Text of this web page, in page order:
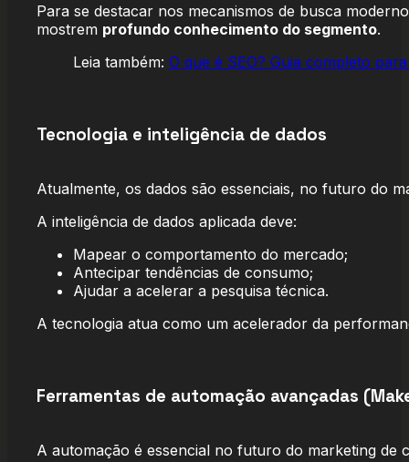
Para se destacar nos mecanismos de busca
mostrem profundo conhecimento do segmento.
Leia também: O que é SEO? Guia completo
Tecnologia e inteligência de dados
Atualmente, os dados são essenciais, no futuro do
A inteligência de dados aplicada deve:
Mapear o comportamento do mercado;
Antecipar tendências de consumo;
Ajudar a acelerar a pesquisa técnica.
A tecnologia atua como um acelerador da
Ferramentas de automação avançadas
A automação é essencial no futuro do marketing de